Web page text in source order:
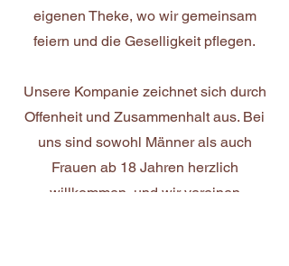
eigenen Theke, wo wir gemeinsam
feiern und die Geselligkeit pflegen.
Unsere Kompanie zeichnet sich durch
Offenheit und Zusammenhalt aus. Bei
uns sind sowohl Männer als auch
Frauen ab 18 Jahren herzlich
willkommen, und wir vereinen